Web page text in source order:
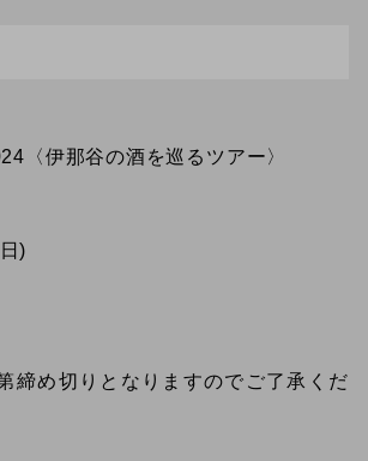
〈伊那谷の酒を巡るツアー〉
)
締め切りとなりますのでご了承くだ